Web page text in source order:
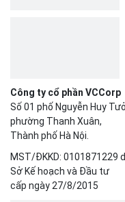
SẢN PHẨM
Bizfly Cloud Server
Bizfly Cloud CDN
Bizfly Cloud Business Email